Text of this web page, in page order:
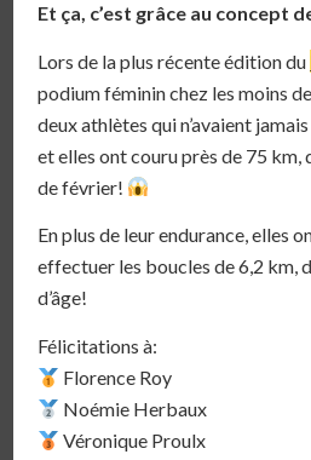
Et ça, c’est grâce au concept
Lors de la plus récente édition du
podium féminin chez les moins
deux athlètes qui n’avaient
et elles ont couru près de 75 km,
de février!
En plus de leur endurance, elles
effectuer les boucles de 6,2 km,
d’âge!
Félicitations à:
Florence Roy
Noémie Herbaux
Véronique Proulx